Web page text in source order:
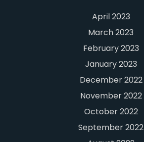
April 2023
March 2023
February 2023
January 2023
December 2022
November 2022
October 2022
September 2022